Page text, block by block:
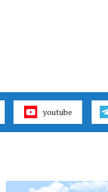
youtube